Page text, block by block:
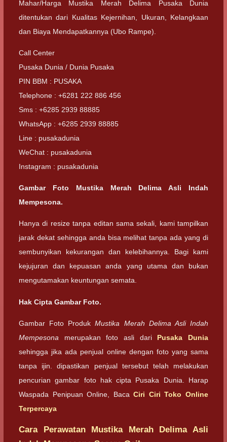
Mahar/Harga Mustika Merah Delima Pusaka Dunia
ditentukan dari Kualitas Kejernihan, Ukuran, Kelangkaan
dan Biaya Mendapatkannya (Ubo Rampe).
Call Center
Pusaka Dunia / Dunia Pusaka
PIN BBM : PUSAKA
Telephone : +6281 222 886 456
Sms : +6285 2939 88885
WhatsApp : +6285 2939 88885
Line : pusakadunia
WeChat : pusakadunia
Instagram : pusakadunia
Gambar Foto Mustika Merah Delima Asli Indah
Mempesona.
Hanya di resize tanpa editan sama sekali, kami tampilkan
jarak dekat sehingga anda bisa melihat tanpa ada yang di
sembunyikan kekurangan dan kelebihannya. Bagi kami
kejujuran dan kepuasan anda yang utama dan bukan
mengutamakan keuntungan semata.
Hak Cipta Gambar Foto.
Gambar Foto ProdukMustika Merah Delima Asli Indah
Mempesona merupakan foto asli dari Pusaka Dunia
sehingga jika ada penjual online dengan foto yang sama
tanpa ijin. dipastikan penjual tersebut telah melakukan
pencurian gambar foto hak cipta Pusaka Dunia. Harap
Waspada Penipuan Online, BacaCiri Ciri Toko Online
Terpercaya
Cara Perawatan Mustika Merah Delima Asli